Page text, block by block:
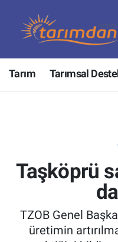
Tarım Tarımsal
Taşköprü
TZOB Genel
üretimin
Tarım
Hayvancılık
Tarımsal
Tarım Bakanlığı
TZOB
Nöbetçi Eczaneler
Hava Durumu
Tüm Manşetler
Son Dakika
Haber Arşivi